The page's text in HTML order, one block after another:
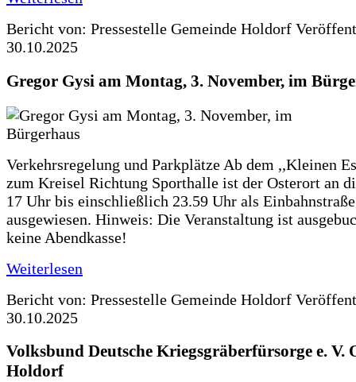
Bericht von: Pressestelle Gemeinde Holdorf
30.10.2025
Gregor Gysi am Montag, 3. November, im
Verkehrsregelung und Parkplätze Ab dem ,,Kleinen
zum Kreisel Richtung Sporthalle ist der Osterort an
17 Uhr bis einschließlich 23.59 Uhr als Einbahnstraße
ausgewiesen. Hinweis: Die Veranstaltung ist
keine Abendkasse!
Weiterlesen
Bericht von: Pressestelle Gemeinde Holdorf
30.10.2025
Volksbund Deutsche Kriegsgräberfürsorge e. V.
Holdorf